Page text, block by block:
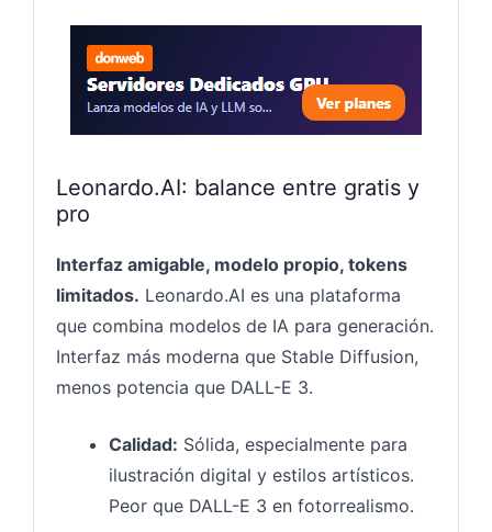
Leonardo.AI: balance entre gratis y
pro
Interfaz amigable, modelo propio, tokens
limitados. Leonardo.AI es una plataforma
que combina modelos de IA para generación.
Interfaz más moderna que Stable Diffusion,
menos potencia que DALL-E 3.
Calidad: Sólida, especialmente para
ilustración digital y estilos artísticos.
Peor que DALL-E 3 en fotorrealismo.